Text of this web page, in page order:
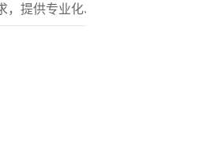
提供专业化、标准化的多元服务